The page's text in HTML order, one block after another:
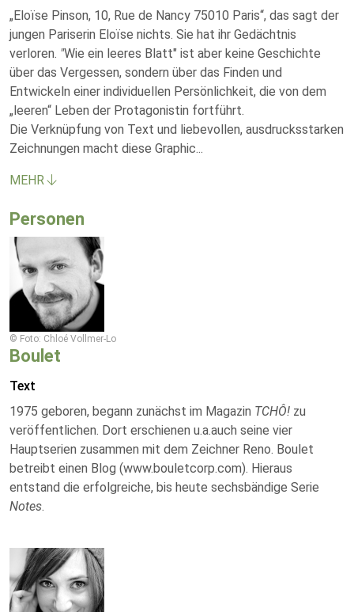
„Eloïse Pinson, 10, Rue de Nancy 75010 Paris“, das sagt der
jungen Pariserin Eloïse nichts. Sie hat ihr Gedächtnis
verloren. "Wie ein leeres Blatt" ist aber keine Geschichte
über das Vergessen, sondern über das Finden und
Entwickeln einer individuellen Persönlichkeit, die von dem
„leeren“ Leben der Protagonistin fortführt.
Die Verknüpfung von Text und liebevollen, ausdrucksstarken
Zeichnungen macht diese Graphic...
MEHR
Personen
© Foto: Chloé Vollmer-Lo
Boulet
Text
1975 geboren, begann zunächst im Magazin TCHÔ! zu
veröffentlichen. Dort erschienen u.a.auch seine vier
Hauptserien zusammen mit dem Zeichner Reno. Boulet
betreibt einen Blog (www.bouletcorp.com). Hieraus
entstand die erfolgreiche, bis heute sechsbändige Serie
Notes.